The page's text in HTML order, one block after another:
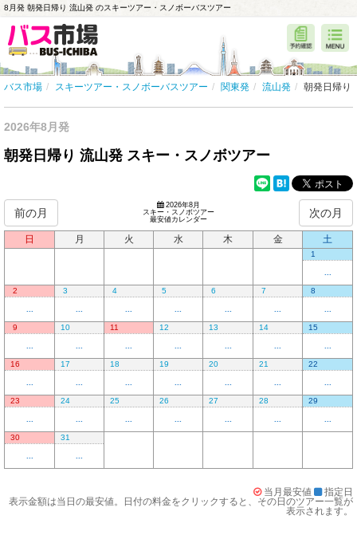
8月発 朝発日帰り 流山発 のスキーツアー・スノボーバスツアー
バス市場 スキーツアー・スノボーバスツアー 関東発 流山発 朝発日帰り
2026年8月発
朝発日帰り 流山発 スキー・スノボツアー
前の月
2026年8月
スキー・スノボツアー
最安値カレンダー
次の月
日 月 火 水 木 金 土
1
2 3 4 5 6 7 8
9 10 11 12 13 14 15
16 17 18 19 20 21 22
23 24 25 26 27 28 29
30 31
当月最安値
指定日
表示金額は当日の最安値。日付の料金をクリックすると、その日のツアー一覧が
表示されます。